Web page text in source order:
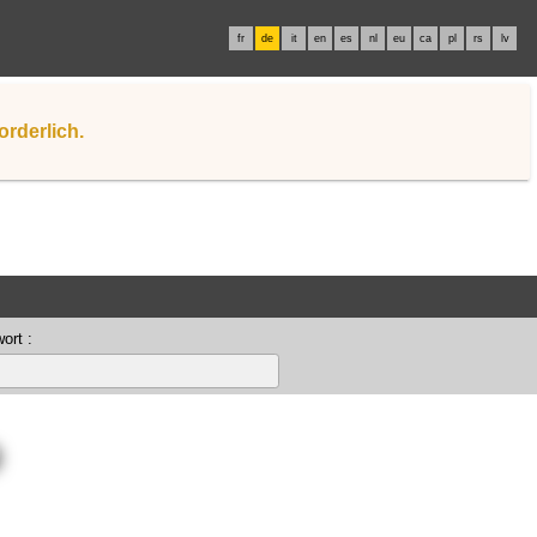
fr de it en es nl eu ca pl rs lv
: